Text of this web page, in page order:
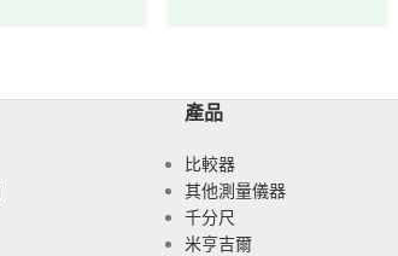
產品
比較器
其他測量儀器
千分尺
米亨吉爾